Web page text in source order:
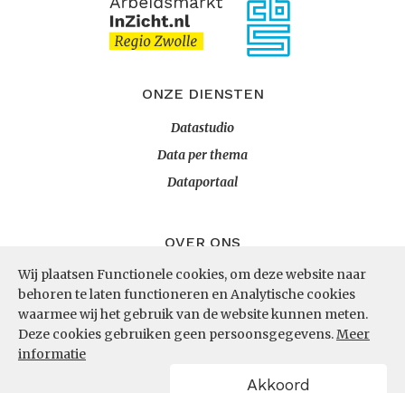
Wij plaatsen Functionele cookies, om deze website naar
behoren te laten functioneren en Analytische cookies
waarmee wij het gebruik van de website kunnen meten.
Deze cookies gebruiken geen persoonsgegevens.Meer
informatie
Akkoord
ONZE DIENSTEN
Datastudio
Data per thema
Dataportaal
OVER ONS
InZicht
Contact